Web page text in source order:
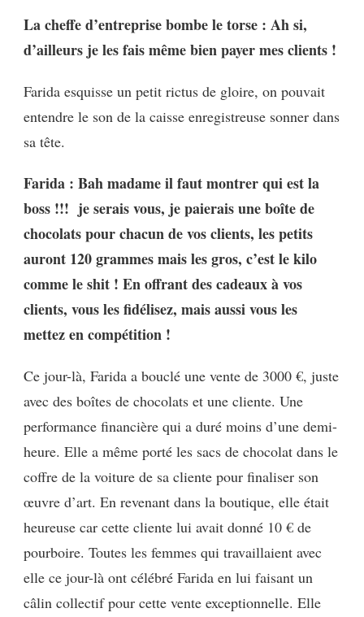
La cheffe d’entreprise bombe le torse : Ah si,
d’ailleurs je les fais même bien payer mes clients !
Farida esquisse un petit rictus de gloire, on pouvait
entendre le son de la caisse enregistreuse sonner dans
sa tête.
Farida : Bah madame il faut montrer qui est la
boss !!! je serais vous, je paierais une boîte de
chocolats pour chacun de vos clients, les petits
auront 120 grammes mais les gros, c’est le kilo
comme le shit ! En offrant des cadeaux à vos
clients, vous les fidélisez, mais aussi vous les
mettez en compétition !
Ce jour-là, Farida a bouclé une vente de 3000 €, juste
avec des boîtes de chocolats et une cliente. Une
performance financière qui a duré moins d’une demi-
heure. Elle a même porté les sacs de chocolat dans le
coffre de la voiture de sa cliente pour finaliser son
œuvre d’art. En revenant dans la boutique, elle était
heureuse car cette cliente lui avait donné 10 € de
pourboire. Toutes les femmes qui travaillaient avec
elle ce jour-là ont célébré Farida en lui faisant un
câlin collectif pour cette vente exceptionnelle. Elle